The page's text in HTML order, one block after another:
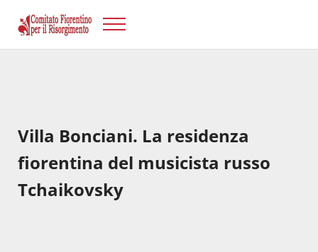
Risorgimento Firenze
Menu
Villa Bonciani. La residenza
fiorentina del musicista russo
Tchaikovsky